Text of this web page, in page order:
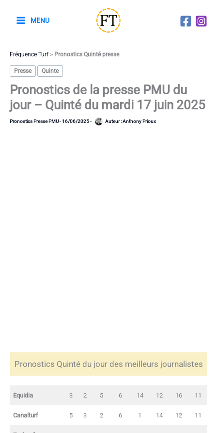
MENU
Fréquence Turf> Pronostics Quinté presse
Presse Quinte
Pronostics de la presse PMU du
jour – Quinté du mardi 17 juin 2025
Pronostics Presse PMU-16/06/2025- Auteur :Anthony Prioux
Pronostics Quinté du jour des meilleurs journalistes
Equidia 3 2 5 6 14 12 16 11
Canalturf 5 3 2 6 1 14 12 11